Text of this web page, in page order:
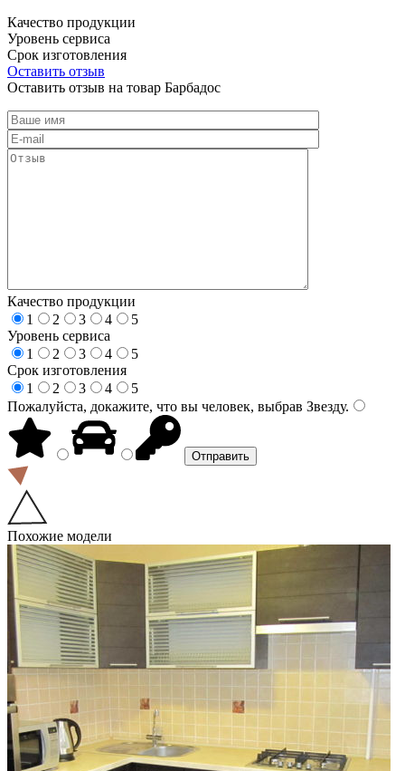
Качество продукции
Уровень сервиса
Срок изготовления
Оставить отзыв
Оставить отзыв на товар Барбадос
Качество продукции
1
2 3 4
5
Уровень сервиса
1
2 3 4
5
Срок изготовления
1
2 3 4
5
Пожалуйста, докажите, что вы человек, выбрав Звезду.
Похожие модели